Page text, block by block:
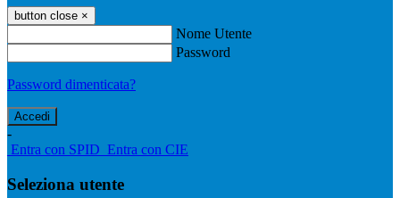
button close ×
Nome Utente
Password
Password dimenticata?
-
Entra con SPID Entra con CIE
Seleziona utente